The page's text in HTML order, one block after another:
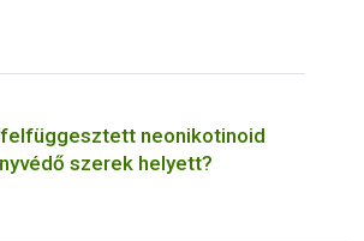
felfüggesztett neonikotinoid
szerek helyett?